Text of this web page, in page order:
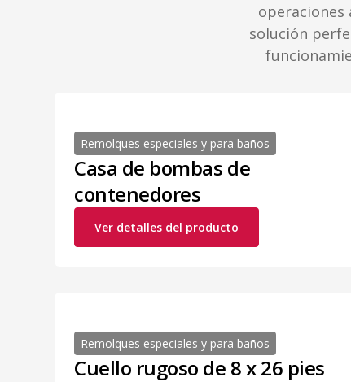
operaciones
solución
Remolques especiales y para baños
Casa de bombas de
contenedores
Ver detalles del producto
Remolques especiales y para baños
Cuello rugoso de 8 x 26 pies